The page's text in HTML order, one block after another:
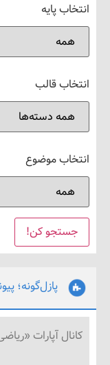
انتخاب پایه
انتخاب قالب
انتخاب موضوع
پازل‌گونه؛
کانال آپارات